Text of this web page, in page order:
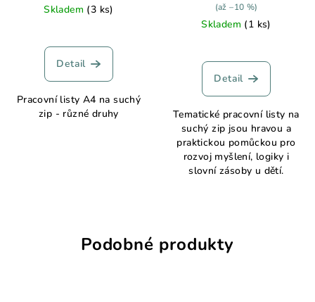
Skladem (3 ks)
Detail
Pracovní listy A4 na suchý
zip - různé druhy
(až –10 %)
Skladem (1 ks)
Detail
Tematické pracovní listy na
suchý zip jsou hravou a
praktickou pomůckou pro
rozvoj myšlení, logiky i
slovní zásoby u dětí.
Podobné produkty